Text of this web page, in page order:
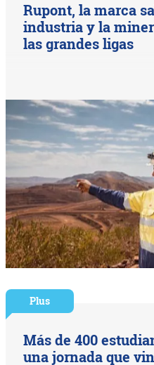
Rupont, la marca
industria y la
las grandes ligas
Plus
Más de 400
una jornada que